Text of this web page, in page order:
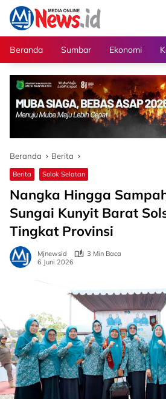
Langsung
konten
Beranda
Sumbar Ekonomi
Beranda Berita
Berita Solok Selatan
Nangka Hingga
Sungai Kunyit Barat
Tingkat Provinsi
Mjnewsid
3 Min Baca
6 Juni 2026